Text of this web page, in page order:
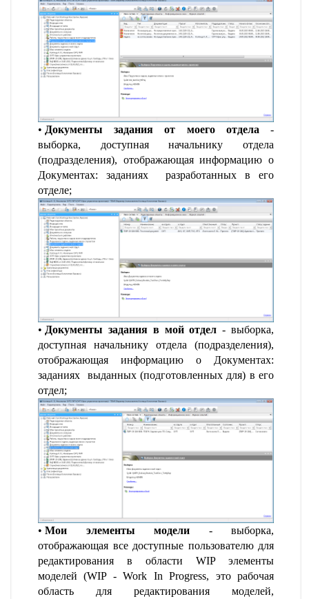
Документы задания от моего отдела -
выборка, доступная начальнику отдела
(подразделения), отображающая информацию о
Документах: заданиях разработанных в его
отделе;
Документы задания в мой отдел - выборка,
доступная начальнику отдела (подразделения),
отображающая информацию о Документах:
заданиях выданных (подготовленных для) в его
отдел;
Мои элементы модели - выборка,
отображающая все доступные пользователю для
редактирования в области WIP элементы
моделей (WIP - Work In Progress, это рабочая
область для редактирования моделей,